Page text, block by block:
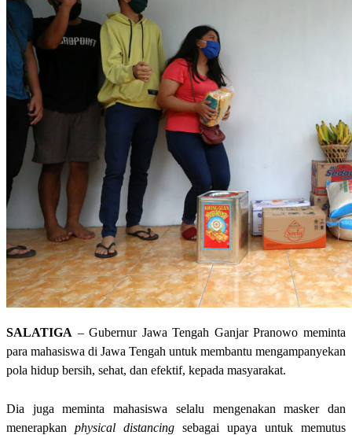
SALATIGA – Gubernur Jawa Tengah Ganjar Pranowo meminta
para mahasiswa di Jawa Tengah untuk membantu mengampanyekan
pola hidup bersih, sehat, dan efektif, kepada masyarakat.
Dia juga meminta mahasiswa selalu mengenakan masker dan
menerapkan physical distancing sebagai upaya untuk memutus